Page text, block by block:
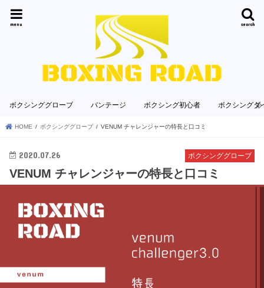
search
menu
ボクシンググローブ バンテージ ボクシング初心者 ボクシングダ
HOME ボクシンググローブ VENUM チャレンジャーの特長と口コミ
ボクシンググローブ
2020.07.26
VENUM チャレンジャーの特長と口コミ